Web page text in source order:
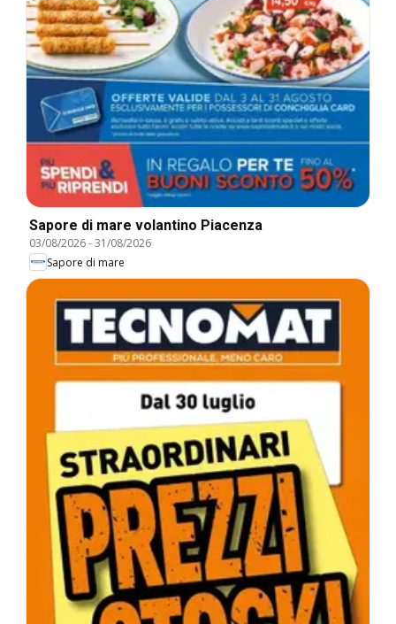
Sapore di mare volantino Piacenza
03/08/2026-31/08/2026
Sapore di mare